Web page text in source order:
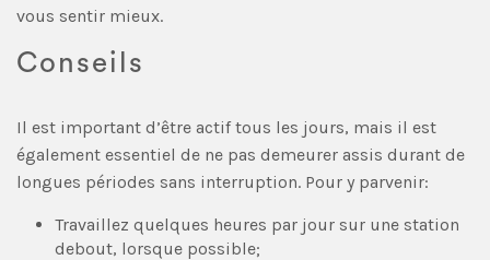
vous sentir mieux.
Conseils
Il est important d’être actif tous les jours, mais il est
également essentiel de ne pas demeurer assis durant de
longues périodes sans interruption. Pour y parvenir:
Travaillez quelques heures par jour sur une station
debout, lorsque possible;